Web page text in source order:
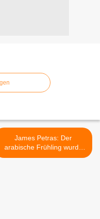
James Petras: Der
arabische Frühling wurde
vom imperialistischen